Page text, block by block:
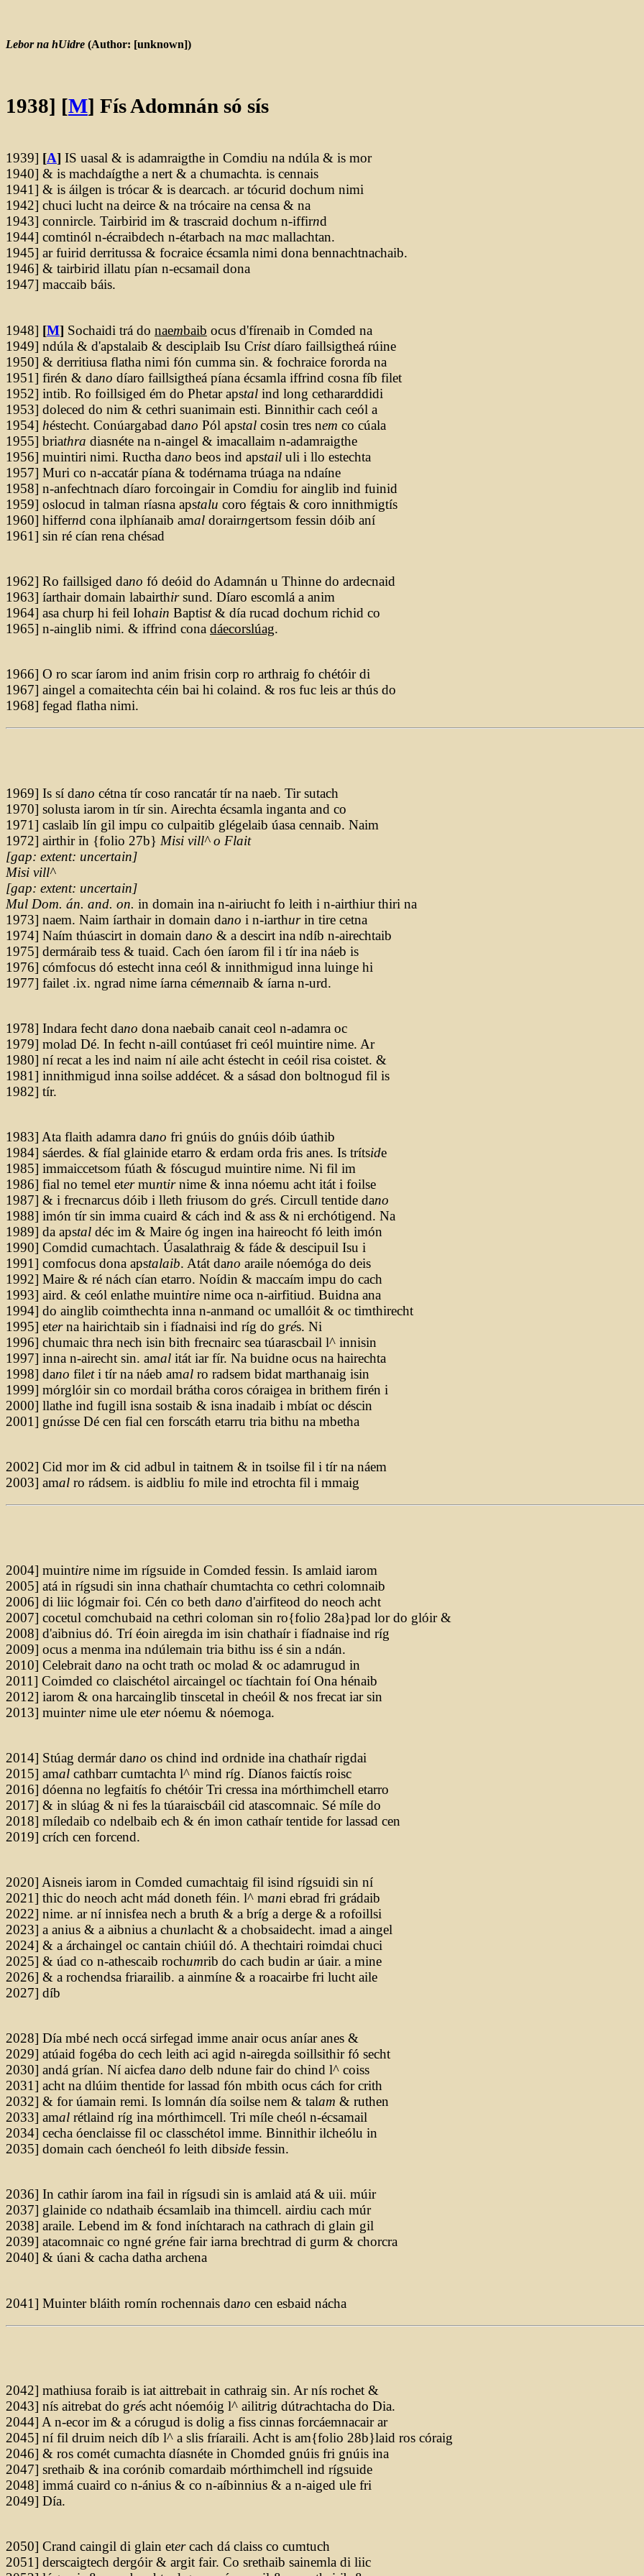
Lebor na hUidre (Author: [unknown])
1938] [M] Fís Adomnán só sís
1939] [A] IS uasal & is adamraigthe in Comdiu na ndúla & is mor
1940] & is machdaígthe a nert & a chumachta. is cennais
1941] & is áilgen is trócar & is dearcach. ar tócurid dochum nimi
1942] chuci lucht na deirce & na trócaire na censa & na
1943] connircle. Tairbirid im & trascraid dochum n-iffirnd
1944] comtinól n-écraibdech n-étarbach na mac mallachtan.
1945] ar fuirid derritussa & focraice écsamla nimi dona bennachtnachaib.
1946] & tairbirid illatu pían n-ecsamail dona
1947] maccaib báis.
1948] [M] Sochaidi trá do naembaib ocus d'fírenaib in Comded na
1949] ndúla & d'apstalaib & desciplaib Isu Cristdíaro faillsigtheá rúine
1950] & derritiusa flatha nimi fón cumma sin. & fochraice fororda na
1951] firén & dano díaro faillsigtheá píana écsamla iffrind cosna fíb filet
1952] intib. Ro foillsiged ém do Phetar apstal ind long cethararddidi
1953] doleced do nim & cethri suanimain esti. Binnithir cach ceól a
1954] héstecht. Conúargabad dano Pól apstal cosin tres nem co cúala
1955] briathra diasnéte na n-aingel & imacallaim n-adamraigthe
1956] muintiri nimi. Ructha dano beos ind apstail uli i llo estechta
1957] Muri co n-accatár píana & todérnama trúaga na ndaíne
1958] n-anfechtnach díaro forcoingair in Comdiu for ainglib ind fuinid
1959] oslocud in talman ríasna apstalu coro fégtais & coro innithmigtís
1960] hiffernd cona ilphíanaib amal dorairngertsom fessin dóib aní
1961] sin ré cían rena chésad
1962] Ro faillsiged dano fó deóid do Adamnán u Thinne do ardecnaid
1963] íarthair domain labairthirsund. Díaro escomlá a anim
1964] asa churp hi feil Iohain Baptist& día rucad dochum richid co
1965] n-ainglib nimi. & iffrind cona dáecorslúag.
1966] O ro scar íarom ind anim frisin corp ro arthraig fo chétóir di
1967] aingel a comaitechta céin bai hi colaind. & ros fuc leis ar thús do
1968] fegad flatha nimi.
1969] Is sí dano cétna tír coso rancatár tír na naeb. Tir sutach
1970] solusta iarom in tír sin. Airechta écsamla inganta and co
1971] caslaib lín gil impu co culpaitib glégelaib úasa cennaib. Naim
1972] airthir in {folio 27b} Misi vill^ o Flait
[gap: extent: uncertain]
Misi vill^
[gap: extent: uncertain]
Mul Dom. án. and. on. in domain ina n-airiucht fo leith i n-airthiur thiri na
1973] naem. Naim íarthair in domain dano i n-iarthurin tire cetna
1974] Naím thúascirt in domain dano & a descirt ina ndíb n-airechtaib
1975] dermáraib tess & tuaid. Cach óen íarom fil i tír ina náeb is
1976] cómfocus dó estecht inna ceól & innithmigud inna luinge hi
1977] failet .ix. ngrad nime íarna cémennaib & íarna n-urd.
1978] Indara fecht dano dona naebaib canait ceol n-adamra oc
1979] molad Dé. In fecht n-aill contúaset fri ceól muintire nime. Ar
1980] ní recat a les ind naim ní aile acht éstecht in ceóil risa coistet. &
1981] innithmigud inna soilse addécet. & a sásad don boltnogud fil is
1982] tír.
1983] Ata flaith adamra dano fri gnúis do gnúis dóib úathib
1984] sáerdes. & fíal glainide etarro & erdam orda fris anes. Is trítside
1985] immaiccetsom fúath & fóscugud muintire nime. Ni fil im
1986] fial no temel etermuntirnime & inna nóemu acht itát i foilse
1987] & i frecnarcus dóib i lleth friusom do grés. Circull tentide dano
1988] imón tír sin imma cuaird & cách ind & ass & ni erchótigend. Na
1989] da apstal déc im & Maire óg ingen ina haireocht fó leith imón
1990] Comdid cumachtach. Úasalathraig & fáde & descipuil Isu i
1991] comfocus dona apstalaib. Atát dano araile nóemóga do deis
1992] Maire & ré nách cían etarro. Noídin & maccaím impu do cach
1993] aird. & ceól enlathe muintire nime oca n-airfitiud. Buidna ana
1994] do ainglib coimthechta inna n-anmand oc umallóit & oc timthirecht
1995] eterna hairichtaib sin i fíadnaisi ind ríg do grés. Ni
1996] chumaic thra nech isin bith frecnairc sea túarascbail l^ innisin
1997] inna n-airecht sin. amal itát iar fír. Na buidne ocus na hairechta
1998] dano fileti tír na náeb amal ro radsem bidat marthanaig isin
1999] mórglóir sin co mordail brátha coros córaigea in brithem firén i
2000] llathe ind fugill isna sostaib & isna inadaib i mbíat oc déscin
2001] gnússe Dé cen fial cen forscáth etarru tria bithu na mbetha
2002] Cid mor im & cid adbul in taitnem & in tsoilse fil i tír na náem
2003] amal ro rádsem. is aidbliu fo mile ind etrochta fil i mmaig
2004] muintire nime im rígsuide in Comded fessin. Is amlaid iarom
2005] atá in rígsudi sin inna chathaír chumtachta co cethri colomnaib
2006] di liic lógmair foi. Cén co beth dano d'airfiteod do neoch acht
2007] cocetul comchubaid na cethri coloman sin ro{folio 28a}pad lor do glóir &
2008] d'aibnius dó. Trí éoin airegda im isin chathaír i fíadnaise ind ríg
2009] ocus a menma ina ndúlemain tria bithu iss é sin a ndán.
2010] Celebrait dano na ocht trath oc molad & oc adamrugud in
2011] Coimded co claischétol aircaingel oc tíachtain foí Ona hénaib
2012] iarom & ona harcainglib tinscetal in cheóil & nos frecat iar sin
2013] muinternime ule eternóemu & nóemoga.
2014] Stúag dermár dano os chind ind ordnide ina chathaír rigdai
2015] amal cathbarr cumtachta l^ mind ríg. Díanos faictís roisc
2016] dóenna no legfaitís fo chétóir Tri cressa ina mórthimchell etarro
2017] & in slúag & ni fes la túaraiscbáil cid atascomnaic. Sé míle do
2018] míledaib co ndelbaib ech & én imon cathaír tentide for lassad cen
2019] crích cen forcend.
2020] Aisneis iarom in Comded cumachtaig fil isind rígsuidi sin ní
2021] thic do neoch acht mád doneth féin. l^ mani ebrad fri grádaib
2022] nime. ar ní innisfea nech a bruth & a bríg a derge & a rofoillsi
2023] a anius & a aibnius a chunlacht & a chobsaidecht. imad a aingel
2024] & a árchaingel oc cantain chiúil dó. A thechtairi roimdai chuci
2025] & úad co n-athescaib rochumrib do cach budin ar úair. a mine
2026] & a rochendsa friarailib. a ainmíne & a roacairbe fri lucht aile
2027] díb
2028] Día mbé nech occá sirfegad imme anair ocus aníar anes &
2029] atúaid fogéba do cech leith aci agid n-airegda soillsithir fó secht
2030] andá grían. Ní aicfea dano delb ndune fair do chind l^ coiss
2031] acht na dlúim thentide for lassad fón mbith ocus cách for crith
2032] & for úamain remi. Is lomnán día soilse nem & talam & ruthen
2033] amal rétlaind ríg ina mórthimcell. Tri míle cheól n-écsamail
2034] cecha óenclaisse fil oc classchétol imme. Binnithir ilcheólu in
2035] domain cach óencheól fo leith dibside fessin.
2036] In cathir íarom ina fail in rígsudi sin is amlaid atá & uii. múir
2037] glainide co ndathaib écsamlaib ina thimcell. airdiu cach múr
2038] araile. Lebend im & fond iníchtarach na cathrach di glain gil
2039] atacomnaic co ngné gréne fair iarna brechtrad di gurm & chorcra
2040] & úani & cacha datha archena
2041] Muinter bláith romín rochennais dano cen esbaid nácha
2042] mathiusa foraib is iat aittrebait in cathraig sin. Ar nís rochet &
2043] nís aitrebat do grés acht nóemóig l^ ailitrig dútrachtacha do Dia.
2044] A n-ecor im & a córugud is dolig a fiss cinnas forcáemnacair ar
2045] ní fil druim neich díb l^ a slis fríaraili. Acht is am{folio 28b}laid ros córaig
2046] & ros comét cumachta díasnéte in Chomded gnúis fri gnúis ina
2047] srethaib & ina corónib comardaib mórthimchell ind rígsuide
2048] immá cuaird co n-ánius & co n-aíbinnius & a n-aiged ule fri
2049] Día.
2050] Crand caingil di glain etercach dá claiss co cumtuch
2051] derscaigtech dergóir & argit fair. Co srethaib sainemla di liic